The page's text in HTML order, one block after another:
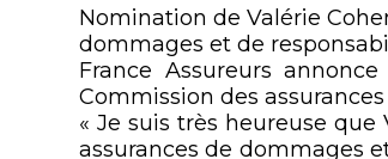
Nomination de Valérie
dommages et de
France Assureurs
Commission des
« Je suis très heureuse
assurances de dommages